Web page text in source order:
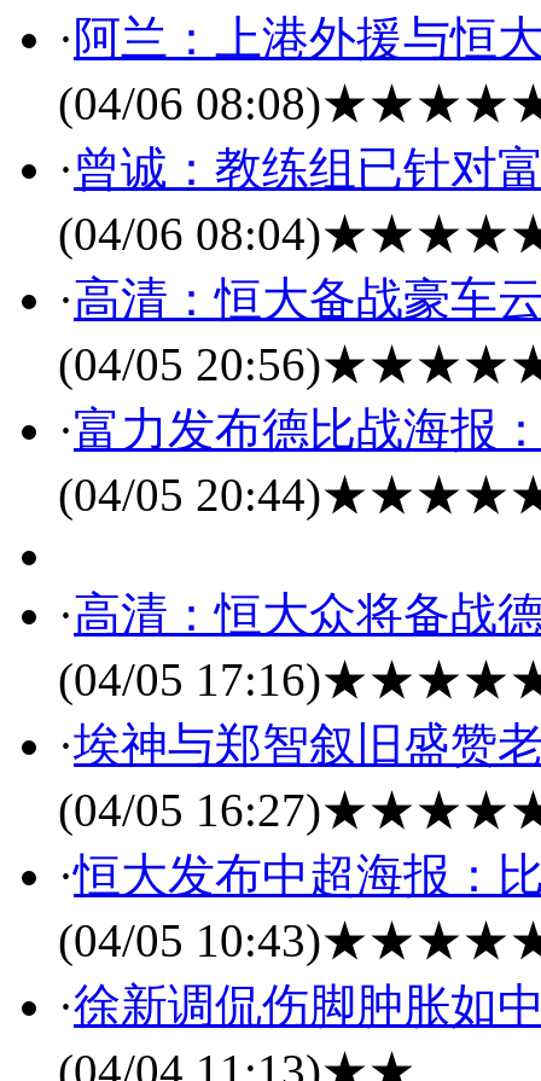
·阿兰：上港外援与恒
(04/06 08:08)
·曾诚：教练组已针对
(04/06 08:04)
·高清：恒大备战豪车
(04/05 20:56)
·富力发布德比战海报
(04/05 20:44)
·高清：恒大众将备战
(04/05 17:16)
·埃神与郑智叙旧盛赞
(04/05 16:27)
·恒大发布中超海报：
(04/05 10:43)
·徐新调侃伤脚肿胀如
(04/04 11:13)★★